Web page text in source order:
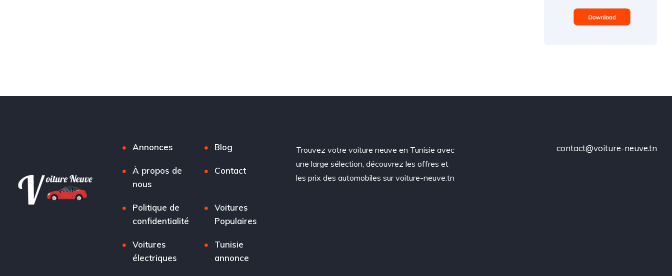
Annonces Blog
À propos de
nous
Contact
Politique de
confidentialité
Voitures
Populaires
Voitures
électriques
Tunisie
annonce
Trouvez votre voiture neuve en Tunisie avec
une large sélection, découvrez les offres et
les prix des automobiles sur voiture-neuve.tn
contact@voiture-neuve.tn